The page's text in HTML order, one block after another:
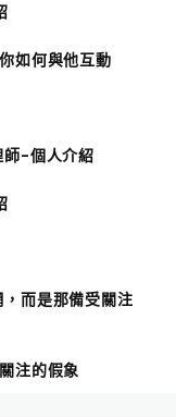
如何與他互動
師-個人介紹
而是那備受關注
注的假象